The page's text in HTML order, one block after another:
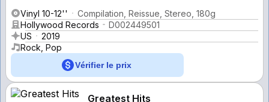
Vinyl 10-12''
Compilation, Reissue, Stereo, 180g
Hollywood Records
D002449501
US
2019
Rock, Pop
Vérifier le prix
Greatest Hits